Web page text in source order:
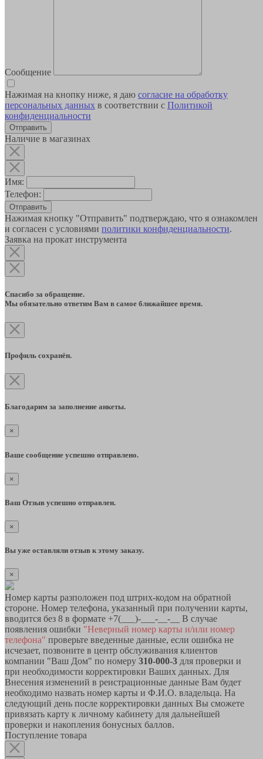
Сообщение
Нажимая на кнопку ниже, я даю согласие на обработку
персональных данных в соответствии с Политикой
конфиденциальности
Наличие в магазинах
Имя:
Телефон:
Отправить
Нажимая кнопку "Отправить" подтверждаю, что я ознакомлен
и согласен с условиями политики конфиденциальности.
Заявка на прокат инструмента
Спасибо за обращение.
Мы обязательно ответим Вам в самое ближайшее время.
Профиль сохранён.
Благодарим за заполнение анкеты.
×
Ваше сообщение успешно отправлено.
×
Ваш Отзыв успешно отправлен.
×
Вы уже оставляли отзыв к этому заказу.
×
Номер карты разположен под штрих-кодом на обратной
стороне. Номер телефона, указанный при получении карты,
вводится без 8 в формате +7(___)-___-__-__ В случае
появления ошибки "Неверный номер карты и/или номер
телефона" проверьте введенные данные, если ошибка не
исчезает, позвоните в центр обслуживания клиентов
компании "Ваш Дом" по номеру 310-000-3 для проверки и
при необходимости корректировки Ваших данных. Для
Внесения изменений в реистрационные данные Вам будет
необходимо назвать номер карты и Ф.И.О. владельца. На
следующий день после корректировки данных Вы сможете
привязать карту к личному кабинету для дальнейшей
проверки и накопления бонусных баллов.
Поступление товара